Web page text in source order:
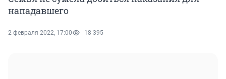
нападавшего
2 февраля 2022, 17:00 18 395